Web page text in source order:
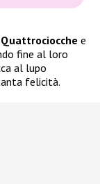
e
fine al loro
al lupo
felicità.